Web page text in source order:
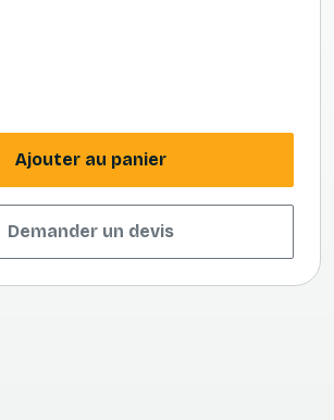
Ajouter au panier
Demander un devis